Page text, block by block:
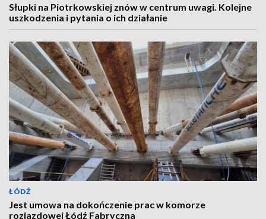
Słupki na Piotrkowskiej znów w centrum uwagi. Kolejne
uszkodzenia i pytania o ich działanie
ŁÓDŹ
Jest umowa na dokończenie prac w komorze
rozjazdowej Łódź Fabryczna